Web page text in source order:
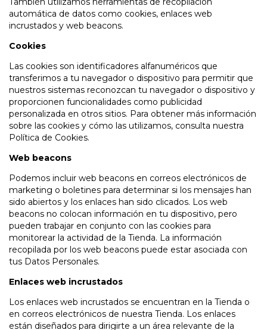
automática de datos como cookies, enlaces web
incrustados y web beacons.
Cookies
Las cookies son identificadores alfanuméricos que
transferimos a tu navegador o dispositivo para permitir que
nuestros sistemas reconozcan tu navegador o dispositivo y
proporcionen funcionalidades como publicidad
personalizada en otros sitios. Para obtener más información
sobre las cookies y cómo las utilizamos, consulta nuestra
Política de Cookies.
Web beacons
Podemos incluir web beacons en correos electrónicos de
marketing o boletines para determinar si los mensajes han
sido abiertos y los enlaces han sido clicados. Los web
beacons no colocan información en tu dispositivo, pero
pueden trabajar en conjunto con las cookies para
monitorear la actividad de la Tienda. La información
recopilada por los web beacons puede estar asociada con
tus Datos Personales.
Enlaces web incrustados
Los enlaces web incrustados se encuentran en la Tienda o
en correos electrónicos de nuestra Tienda. Los enlaces
están diseñados para dirigirte a un área relevante de la